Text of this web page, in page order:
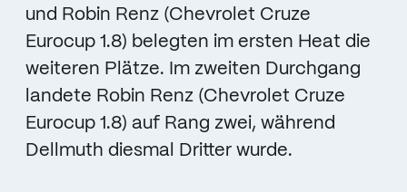
und Robin Renz (Chevrolet Cruze
Eurocup 1.8) belegten im ersten Heat die
weiteren Plätze. Im zweiten Durchgang
landete Robin Renz (Chevrolet Cruze
Eurocup 1.8) auf Rang zwei, während
Dellmuth diesmal Dritter wurde.